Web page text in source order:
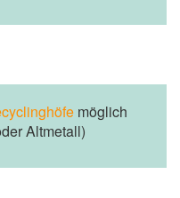
möglich
Altmetall)